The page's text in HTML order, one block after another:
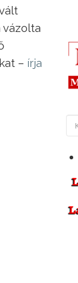
vázolta
– írja